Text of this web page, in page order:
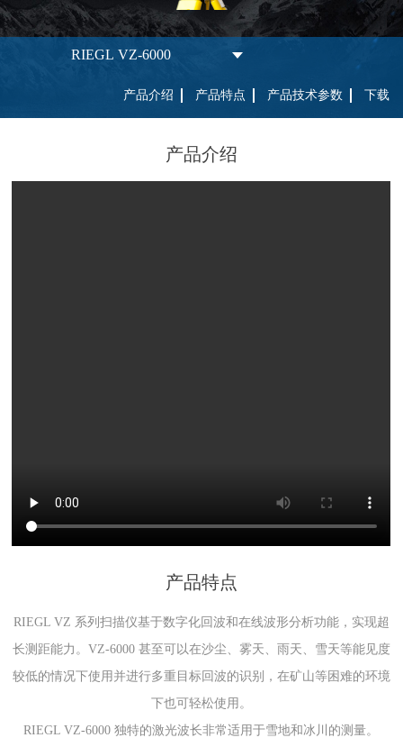
RIEGL VZ-6000
产品介绍 产品特点 产品技术参数 下载
产品介绍
产品特点
RIEGL VZ 系列扫描仪基于数字化回波和在线波形分析功能，实现超
长测距能力。VZ-6000 甚至可以在沙尘、雾天、雨天、雪天等能见度
较低的情况下使用并进行多重目标回波的识别，在矿山等困难的环境
下也可轻松使用。
RIEGL VZ-6000 独特的激光波长非常适用于雪地和冰川的测量。